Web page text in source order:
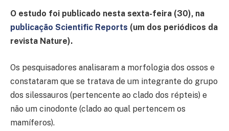
O estudo foi publicado nesta sexta-feira (30), na
publicação Scientific Reports (um dos periódicos da
revista Nature).
Os pesquisadores analisaram a morfologia dos ossos e
constataram que se tratava de um integrante do grupo
dos silessauros (pertencente ao clado dos répteis) e
não um cinodonte (clado ao qual pertencem os
mamíferos).